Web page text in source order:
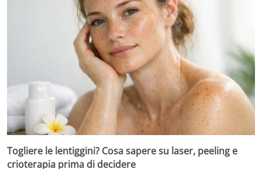
Togliere le lentiggini? Cosa sapere su laser, peeling e
crioterapia prima di decidere